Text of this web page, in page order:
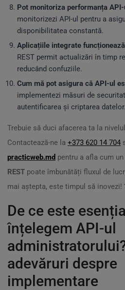
Pot monitoriza performanța
monitorizezi API-ul pentru a
disponibilitatea constantă.
Aplicațiile integrate
REST permit actualizări în timp
reducând confuziile.
Cum mă pot asigura că API-ul
implementezi măsuri de
autentificarea și criptarea datelor.
Trebuie să duci afacerea ta la
Contactează-ne la +373 620 14 704
practicweb.md pentru a afla cum un
REST poate îmbunătăți fluxul de
mai aștepta, este timpul să inovezi!
De ce este
înțelegem API-ul
adevăruri despre
implementare